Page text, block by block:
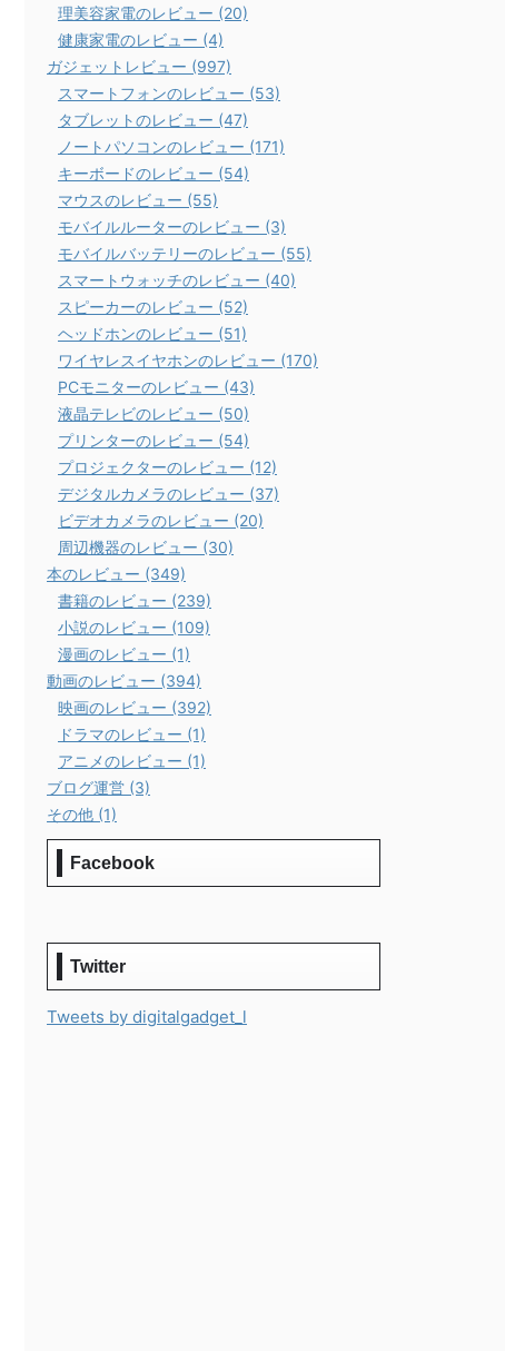
『YOME YM-S33WATCH 丸型
スマートウォッチ』のレビュ
ー！使ってみた感想は「安価で
優れたスマートウォッチ」と感
じた
愛媛県にお住いの50歳女性（流
通・小売系：データ入力と事務）
が2022年10月頃に購入された
『YOME YM-S33WATCH 丸型ス
マートウォッチ
【Bluetooth5.2&100種類以上文字
盤自由設定】 活動量計 IP68防水
スポーツウォッチ メンズ レディー
ス 1.28インチHD画面 丸型 薄型 軽
量』を実際に使ってみたレビュー
をご紹介します。 購入したガジェ
ットを実際に使ってみて良かった
ところやイマイチなところをまと
めておりますので、ガジェットを
購入する前に評価や口コミが気に
なっている方は参考に ...
この記事を読む
もあり、周りの人に「かっこい
香川県にお住いの46歳女性（専門
Hermès Series 8（45ｍｍ）』を
実際に使ってみたレビューをご紹
介します。 購入したガジェットを
りますので、ガジェットを購入す
ットする 体調管理ができる Apple
Watch Hermès Series 8 created
理美容家電のレビュー (20)
健康家電のレビュー (4)
ガジェットレビュー (997)
スマートフォンのレビュー (53)
タブレットのレビュー (47)
ノートパソコンのレビュー (171)
キーボードのレビュー (54)
マウスのレビュー (55)
モバイルルーターのレビュー (3)
モバイルバッテリーのレビュー (55)
スマートウォッチのレビュー (40)
スピーカーのレビュー (52)
ヘッドホンのレビュー (51)
ワイヤレスイヤホンのレビュー (170)
PCモニターのレビュー (43)
液晶テレビのレビュー (50)
プリンターのレビュー (54)
プロジェクターのレビュー (12)
デジタルカメラのレビュー (37)
ビデオカメラのレビュー (20)
周辺機器のレビュー (30)
本のレビュー (349)
書籍のレビュー (239)
小説のレビュー (109)
漫画のレビュー (1)
動画のレビュー (394)
映画のレビュー (392)
ドラマのレビュー (1)
アニメのレビュー (1)
ブログ運営 (3)
その他 (1)
Facebook
Twitter
Tweets by digitalgadget_l